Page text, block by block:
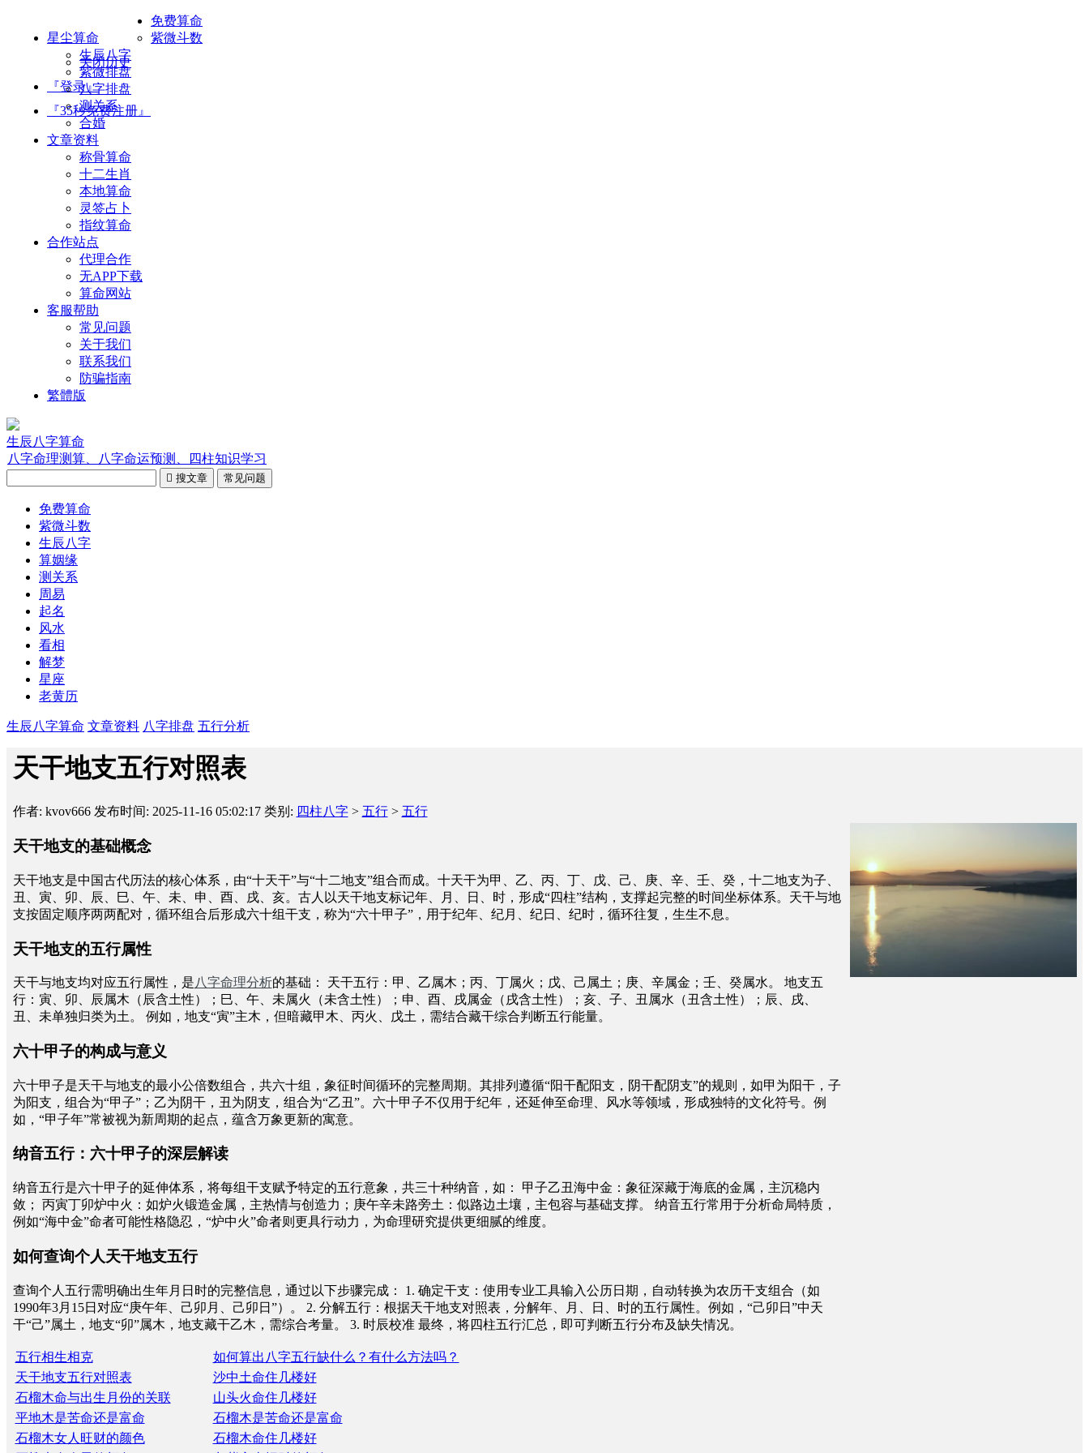
星尘算命
关闭历史
『登录』
『35秒免费注册』
免费算命
紫微斗数
生辰八字
紫微排盘
八字排盘
测关系
合婚
文章资料
称骨算命
十二生肖
本地算命
灵签占卜
指纹算命
合作站点
代理合作
无APP下载
算命网站
客服帮助
常见问题
关于我们
联系我们
防骗指南
繁體版
生辰八字算命
八字命理测算、八字命运预测、四柱知识学习
 搜文章 常见问题
免费算命
紫微斗数
生辰八字
算姻缘
测关系
周易
起名
风水
看相
解梦
星座
老黄历
生辰八字算命 文章资料 八字排盘 五行分析
天干地支五行对照表
作者: kvov666 发布时间: 2025-11-16 05:02:17 类别: 四柱八字> 五行> 五行
天干地支的基础概念
天干地支是中国古代历法的核心体系，由“十天干”与“十二地支”组合而成。十天干为甲、乙、丙、丁、戊、己、庚、辛、壬、癸，十二地支为子、
丑、寅、卯、辰、巳、午、未、申、酉、戌、亥。古人以天干地支标记年、月、日、时，形成“四柱”结构，支撑起完整的时间坐标体系。天干与地
支按固定顺序两两配对，循环组合后形成六十组干支，称为“六十甲子”，用于纪年、纪月、纪日、纪时，循环往复，生生不息。
天干地支的五行属性
天干与地支均对应五行属性，是八字命理分析的基础： 天干五行：甲、乙属木；丙、丁属火；戊、己属土；庚、辛属金；壬、癸属水。 地支五
行：寅、卯、辰属木（辰含土性）；巳、午、未属火（未含土性）；申、酉、戌属金（戌含土性）；亥、子、丑属水（丑含土性）；辰、戌、
丑、未单独归类为土。 例如，地支“寅”主木，但暗藏甲木、丙火、戊土，需结合藏干综合判断五行能量。
六十甲子的构成与意义
六十甲子是天干与地支的最小公倍数组合，共六十组，象征时间循环的完整周期。其排列遵循“阳干配阳支，阴干配阴支”的规则，如甲为阳干，子
为阳支，组合为“甲子”；乙为阴干，丑为阴支，组合为“乙丑”。六十甲子不仅用于纪年，还延伸至命理、风水等领域，形成独特的文化符号。例
如，“甲子年”常被视为新周期的起点，蕴含万象更新的寓意。
纳音五行：六十甲子的深层解读
纳音五行是六十甲子的延伸体系，将每组干支赋予特定的五行意象，共三十种纳音，如： 甲子乙丑海中金：象征深藏于海底的金属，主沉稳内
敛； 丙寅丁卯炉中火：如炉火锻造金属，主热情与创造力；庚午辛未路旁土：似路边土壤，主包容与基础支撑。 纳音五行常用于分析命局特质，
例如“海中金”命者可能性格隐忍，“炉中火”命者则更具行动力，为命理研究提供更细腻的维度。
如何查询个人天干地支五行
查询个人五行需明确出生年月日时的完整信息，通过以下步骤完成： 1. 确定干支：使用专业工具输入公历日期，自动转换为农历干支组合（如
1990年3月15日对应“庚午年、己卯月、己卯日”）。 2. 分解五行：根据天干地支对照表，分解年、月、日、时的五行属性。例如，“己卯日”中天
干“己”属土，地支“卯”属木，地支藏干乙木，需综合考量。 3. 时辰校准 最终，将四柱五行汇总，即可判断五行分布及缺失情况。
五行相生相克
如何算出八字五行缺什么？有什么方法吗？
天干地支五行对照表
沙中土命住几楼好
石榴木命与出生月份的关联
山头火命住几楼好
平地木是苦命还是富命
石榴木是苦命还是富命
石榴木女人旺财的颜色
石榴木命住几楼好